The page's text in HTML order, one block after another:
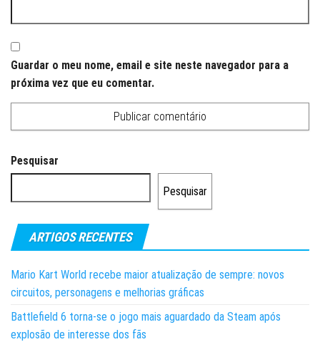
Guardar o meu nome, email e site neste navegador para a
próxima vez que eu comentar.
Pesquisar
Pesquisar
ARTIGOS RECENTES
Mario Kart World recebe maior atualização de sempre: novos
circuitos, personagens e melhorias gráficas
Battlefield 6 torna-se o jogo mais aguardado da Steam após
explosão de interesse dos fãs